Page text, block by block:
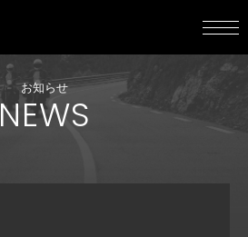
お知らせ
NEWS